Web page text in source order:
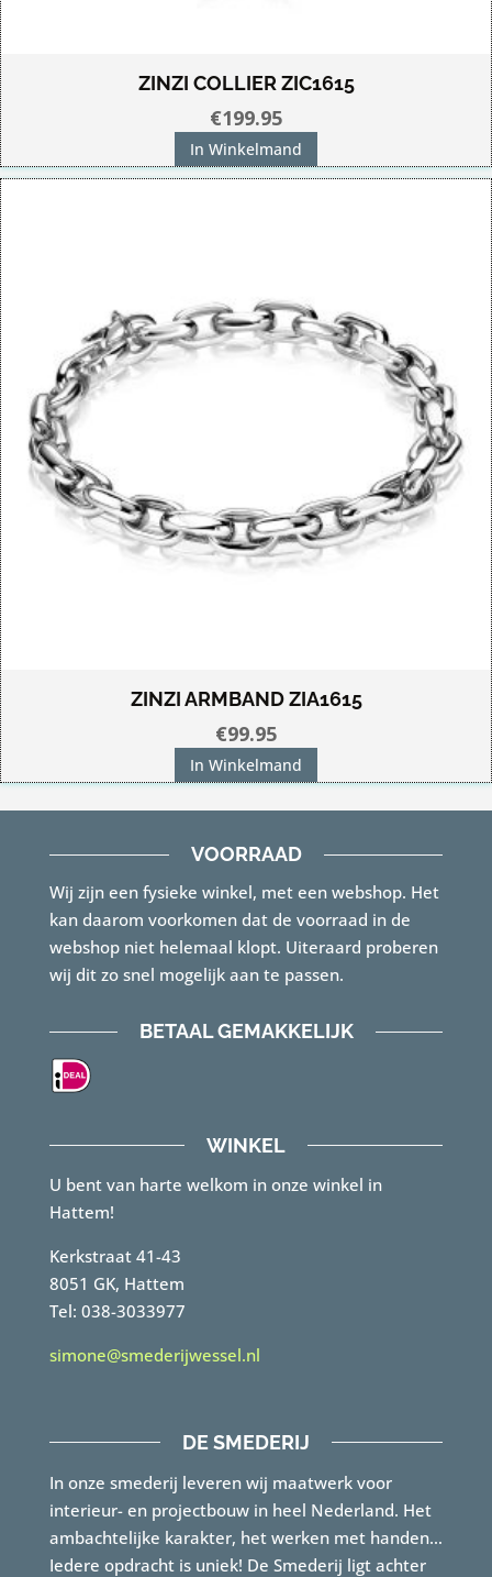
ZINZI COLLIER ZIC1615
€199.95
In Winkelmand
ZINZI ARMBAND ZIA1615
€99.95
In Winkelmand
VOORRAAD
Wij zijn een fysieke winkel, met een webshop. Het
kan daarom voorkomen dat de voorraad in de
webshop niet helemaal klopt. Uiteraard proberen
wij dit zo snel mogelijk aan te passen.
BETAAL GEMAKKELIJK
WINKEL
U bent van harte welkom in onze winkel in
Hattem!
Kerkstraat 41-43
8051 GK, Hattem
Tel: 038-3033977
simone@smederijwessel.nl
DE SMEDERIJ
In onze smederij leveren wij maatwerk voor
interieur- en projectbouw in heel Nederland. Het
ambachtelijke karakter, het werken met handen…
Iedere opdracht is uniek! De Smederij ligt achter